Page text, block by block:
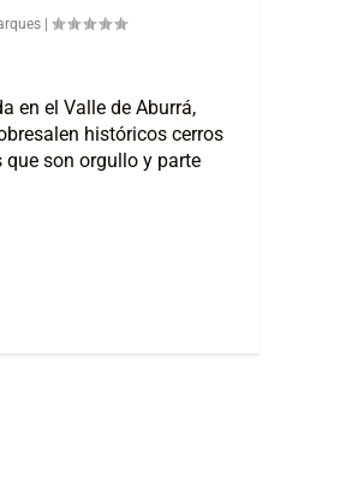
en el Valle de Aburrá,
históricos cerros
son orgullo y parte